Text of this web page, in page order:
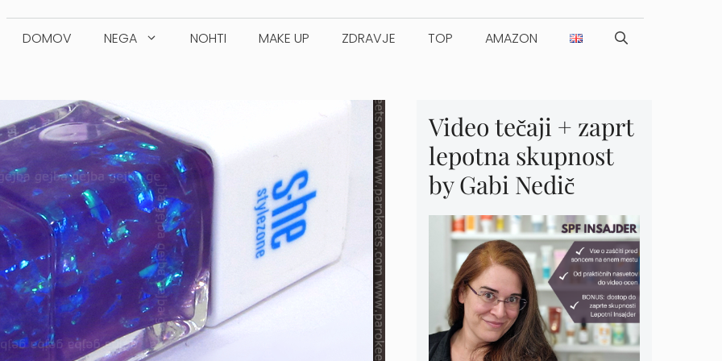
DOMOV NEGA NOHTI MAKE UP ZDRAVJE TOP AMAZON
Video tečaji + zaprt
lepotna skupnost
by Gabi Nedič